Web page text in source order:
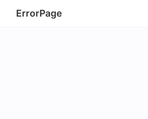
ErrorPage